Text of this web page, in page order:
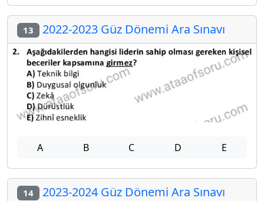
13 2022-2023 Güz Dönemi Ara Sınavı
A B C D E
14 2023-2024 Güz Dönemi Ara Sınavı